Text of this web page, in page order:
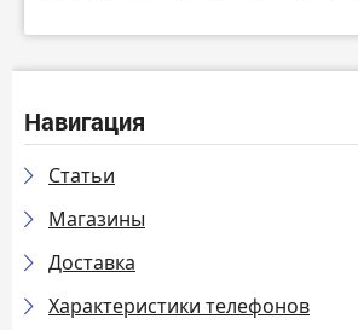
Навигация
Статьи
Магазины
Доставка
Характеристики телефонов